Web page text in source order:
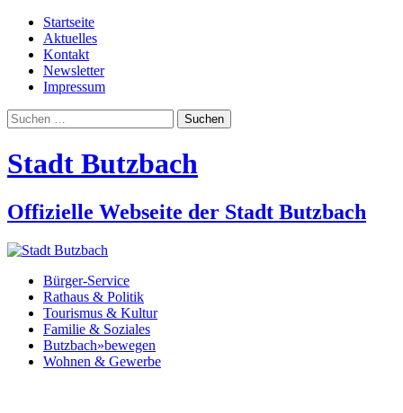
Startseite
Aktuelles
Kontakt
Newsletter
Impressum
Suchen
nach:
Stadt Butzbach
Offizielle Webseite der Stadt Butzbach
Bürger-Service
Rathaus & Politik
Tourismus & Kultur
Familie & Soziales
Butzbach»bewegen
Wohnen & Gewerbe